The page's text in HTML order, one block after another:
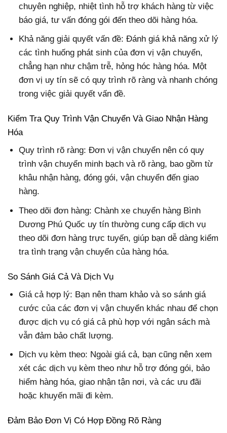
chuyên nghiệp, nhiệt tình hỗ trợ khách hàng từ việc
báo giá, tư vấn đóng gói đến theo dõi hàng hóa.
Khả năng giải quyết vấn đề: Đánh giá khả năng xử lý
các tình huống phát sinh của đơn vị vận chuyển,
chẳng hạn như chậm trễ, hỏng hóc hàng hóa. Một
đơn vị uy tín sẽ có quy trình rõ ràng và nhanh chóng
trong việc giải quyết vấn đề.
Kiểm Tra Quy Trình Vận Chuyển Và Giao Nhận Hàng
Hóa
Quy trình rõ ràng: Đơn vị vận chuyển nên có quy
trình vận chuyển minh bạch và rõ ràng, bao gồm từ
khâu nhận hàng, đóng gói, vận chuyển đến giao
hàng.
Theo dõi đơn hàng: Chành xe chuyển hàng Bình
Dương Phú Quốc uy tín thường cung cấp dịch vụ
theo dõi đơn hàng trực tuyến, giúp bạn dễ dàng kiểm
tra tình trạng vận chuyển của hàng hóa.
So Sánh Giá Cả Và Dịch Vụ
Giá cả hợp lý: Bạn nên tham khảo và so sánh giá
cước của các đơn vị vận chuyển khác nhau để chọn
được dịch vụ có giá cả phù hợp với ngân sách mà
vẫn đảm bảo chất lượng.
Dịch vụ kèm theo: Ngoài giá cả, bạn cũng nên xem
xét các dịch vụ kèm theo như hỗ trợ đóng gói, bảo
hiểm hàng hóa, giao nhận tận nơi, và các ưu đãi
hoặc khuyến mãi đi kèm.
Đảm Bảo Đơn Vị Có Hợp Đồng Rõ Ràng